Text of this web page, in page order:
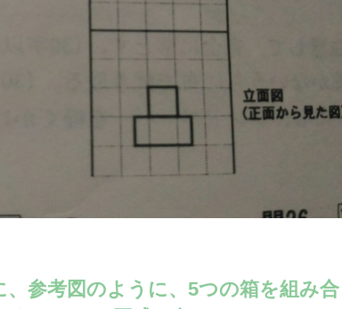
参考図のように、5つの箱を組み合